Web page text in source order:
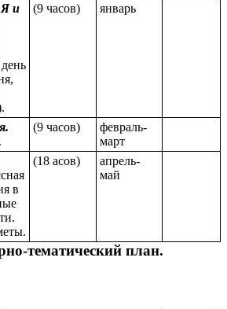
и
(9 часов) январь
(9 часов)
февраль-
март
в
(18 асов)
апрель-
май
тематический план.